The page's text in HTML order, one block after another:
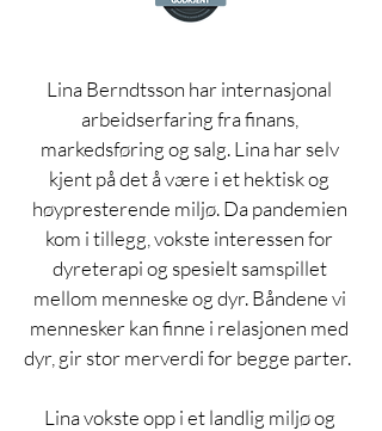
Lina Berndtsson har internasjonal
arbeidserfaring fra finans,
markedsføring og salg. Lina har selv
kjent på det å være i et hektisk og
høypresterende miljø. Da pandemien
kom i tillegg, vokste interessen for
dyreterapi og spesielt samspillet
mellom menneske og dyr. Båndene vi
mennesker kan finne i relasjonen med
dyr, gir stor merverdi for begge parter.
Lina vokste opp i et landlig miljø og